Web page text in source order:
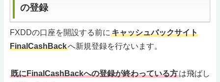
の登録
FXDDの口座を開設する前に キャッシュバックサイト
FinalCashBackへ新規登録を行ないます。
既にFinalCashBackへの登録が終わっている方は飛ばし